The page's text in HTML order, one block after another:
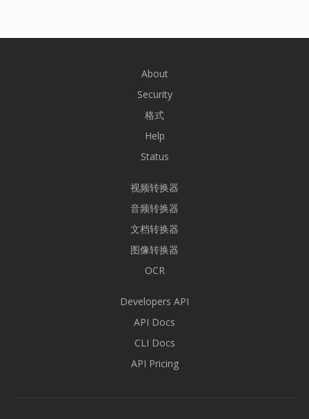
About
Security
格式
Help
Status
视频转换器
音频转换器
文档转换器
图像转换器
OCR
Developers API
API Docs
CLI Docs
API Pricing